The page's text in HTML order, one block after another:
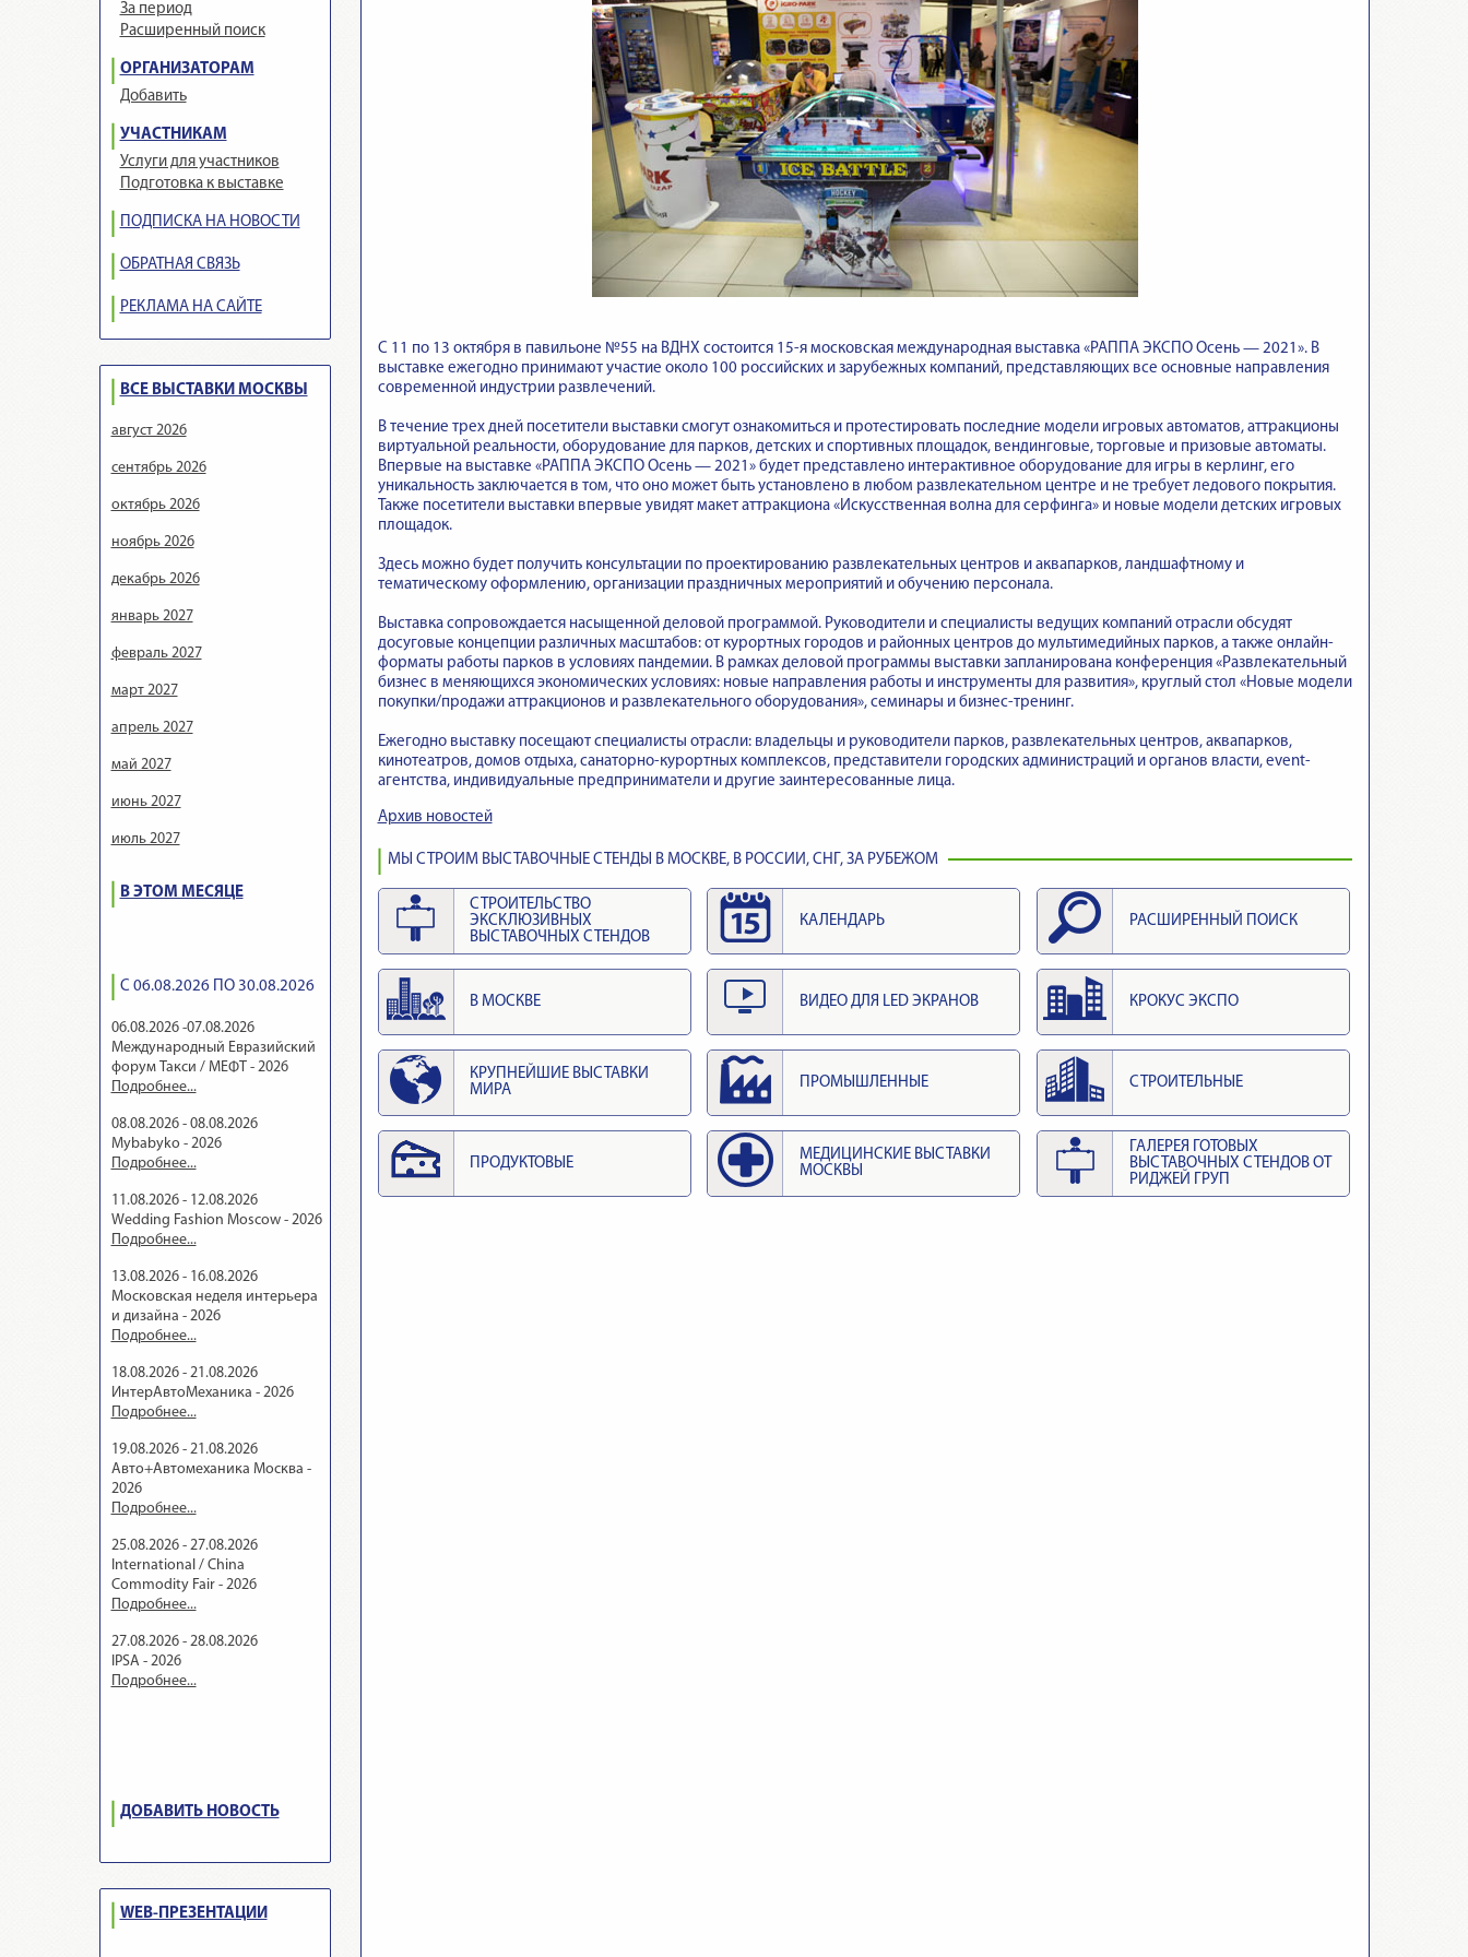
За период
Расширенный поиск
ОРГАНИЗАТОРАМ
Добавить
УЧАСТНИКАМ
Услуги для участников
Подготовка к выставке
ПОДПИСКА НА НОВОСТИ
ОБРАТНАЯ СВЯЗЬ
РЕКЛАМА НА САЙТЕ
ВСЕ ВЫСТАВКИ МОСКВЫ
август 2026
сентябрь 2026
октябрь 2026
ноябрь 2026
декабрь 2026
январь 2027
февраль 2027
март 2027
апрель 2027
май 2027
июнь 2027
июль 2027
В ЭТОМ МЕСЯЦЕ
С 06.08.2026 ПО 30.08.2026
06.08.2026 -07.08.2026
Международный Евразийский
форум Такси / МЕФТ - 2026
Подробнее...
08.08.2026 - 08.08.2026
Mybabyko - 2026
Подробнее...
11.08.2026 - 12.08.2026
Wedding Fashion Moscow - 2026
Подробнее...
13.08.2026 - 16.08.2026
Московская неделя интерьера
и дизайна - 2026
Подробнее...
18.08.2026 - 21.08.2026
ИнтерАвтоМеханика - 2026
Подробнее...
19.08.2026 - 21.08.2026
Авто+Автомеханика Москва -
2026
Подробнее...
25.08.2026 - 27.08.2026
International / China
Commodity Fair - 2026
Подробнее...
27.08.2026 - 28.08.2026
IPSA - 2026
Подробнее...
ДОБАВИТЬ НОВОСТЬ
WEB-ПРЕЗЕНТАЦИИ
С 11 по 13 октября в павильоне №55 на ВДНХ состоится 15-я московская международная выставка «РАППА ЭКСПО Осень — 2021». В
выставке ежегодно принимают участие около 100 российских и зарубежных компаний, представляющих все основные направления
современной индустрии развлечений.
В течение трех дней посетители выставки смогут ознакомиться и протестировать последние модели игровых автоматов, аттракционы
виртуальной реальности, оборудование для парков, детских и спортивных площадок, вендинговые, торговые и призовые автоматы.
Впервые на выставке «РАППА ЭКСПО Осень — 2021» будет представлено интерактивное оборудование для игры в керлинг, его
уникальность заключается в том, что оно может быть установлено в любом развлекательном центре и не требует ледового покрытия.
Также посетители выставки впервые увидят макет аттракциона «Искусственная волна для серфинга» и новые модели детских игровых
площадок.
Здесь можно будет получить консультации по проектированию развлекательных центров и аквапарков, ландшафтному и
тематическому оформлению, организации праздничных мероприятий и обучению персонала.
Выставка сопровождается насыщенной деловой программой. Руководители и специалисты ведущих компаний отрасли обсудят
досуговые концепции различных масштабов: от курортных городов и районных центров до мультимедийных парков, а также онлайн-
форматы работы парков в условиях пандемии. В рамках деловой программы выставки запланирована конференция «Развлекательный
бизнес в меняющихся экономических условиях: новые направления работы и инструменты для развития», круглый стол «Новые модели
покупки/продажи аттракционов и развлекательного оборудования», семинары и бизнес-тренинг.
Ежегодно выставку посещают специалисты отрасли: владельцы и руководители парков, развлекательных центров, аквапарков,
кинотеатров, домов отдыха, санаторно-курортных комплексов, представители городских администраций и органов власти, event-
агентства, индивидуальные предприниматели и другие заинтересованные лица.
Архив новостей
МЫ СТРОИМ ВЫСТАВОЧНЫЕ СТЕНДЫ В МОСКВЕ, В РОССИИ, СНГ, ЗА РУБЕЖОМ
СТРОИТЕЛЬСТВО
ЭКСКЛЮЗИВНЫХ
ВЫСТАВОЧНЫХ СТЕНДОВ
КАЛЕНДАРЬ РАСШИРЕННЫЙ ПОИСК
В МОСКВЕ ВИДЕО ДЛЯ LED ЭКРАНОВ КРОКУС ЭКСПО
КРУПНЕЙШИЕ ВЫСТАВКИ
МИРА
ПРОМЫШЛЕННЫЕ СТРОИТЕЛЬНЫЕ
ПРОДУКТОВЫЕ
МЕДИЦИНСКИЕ ВЫСТАВКИ
МОСКВЫ
ГАЛЕРЕЯ ГОТОВЫХ
ВЫСТАВОЧНЫХ СТЕНДОВ ОТ
РИДЖЕЙ ГРУП